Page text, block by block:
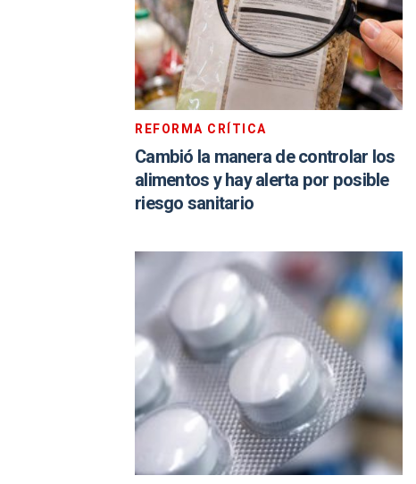
REFORMA CRÍTICA
Cambió la manera de controlar los
alimentos y hay alerta por posible
riesgo sanitario